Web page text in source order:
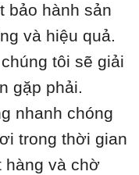
bảo hành sản
và hiệu quả.
tôi sẽ giải
gặp phải.
nhanh chóng
trong thời gian
hàng và chờ